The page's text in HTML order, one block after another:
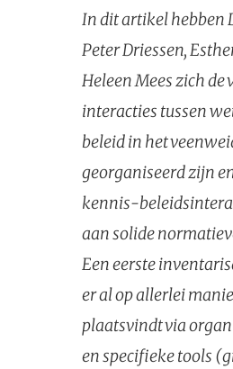
In dit artikel hebben
Peter Driessen,
Heleen Mees zich de
interacties tussen
beleid in het
georganiseerd zijn
kennis-
aan solide
Een eerste
er al op allerlei
plaatsvindt via
en specifieke tools